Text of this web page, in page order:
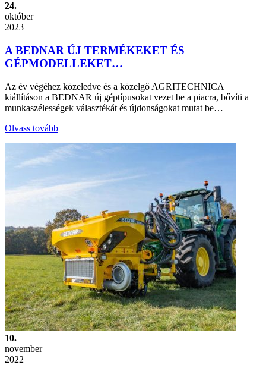
24.
október
2023
A BEDNAR ÚJ TERMÉKEKET ÉS
GÉPMODELLEKET…
Az év végéhez közeledve és a közelgő AGRITECHNICA
kiállításon a BEDNAR új géptípusokat vezet be a piacra, bővíti a
munkaszélességek választékát és újdonságokat mutat be…
Olvass tovább
10.
november
2022